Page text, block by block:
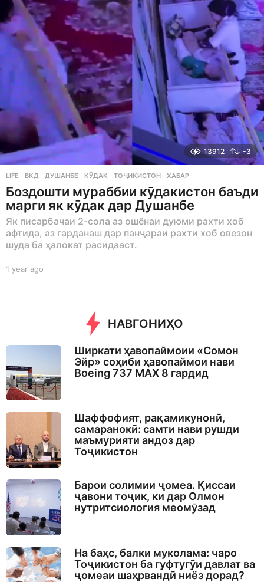
a
o
13912 -3
LIFE ВКД ,ДУШАНБЕ ,КӮДАК ,ТОҶИКИСТОН ,ХАБАР
Боздошти мураббии кӯдакистон баъди
марги як кӯдак дар Душанбе
Як писарбачаи 2-сола аз ошёнаи дуюми рахти хоб
афтида, аз гарданаш дар панҷараи рахти хоб овезон
шуда ба ҳалокат расидааст.
1 year ago
o
НАВГОНИҲО
Ширкати ҳавопаймоии «Сомон
Эйр» соҳиби ҳавопаймои нави
Boeing 737 MAX 8 гардид
Шаффофият, рақамикунонӣ,
самаранокӣ: самти нави рушди
маъмурияти андоз дар
Тоҷикистон
Барои солимии ҷомеа. Қиссаи
ҷавони тоҷик, ки дар Олмон
нутритсиология меомӯзад
На баҳс, балки муколама: чаро
Тоҷикистон ба гуфтугӯи давлат ва
ҷомеаи шаҳрвандӣ ниёз дорад?